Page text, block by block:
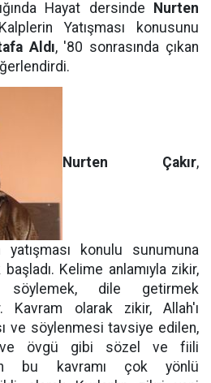
Hayat dersinde
Nurten
Yatışması konusunu
Aldı, '80 sonrasında çıkan
Nurten Çakır,
konulu sunumuna
başladı. Kelime anlamıyla zikir,
söylemek, dile getirmek
Kavram olarak zikir, Allah'ı
ve söylenmesi tavsiye edilen,
ve övgü gibi sözel ve fiili
bu kavramı çok yönlü